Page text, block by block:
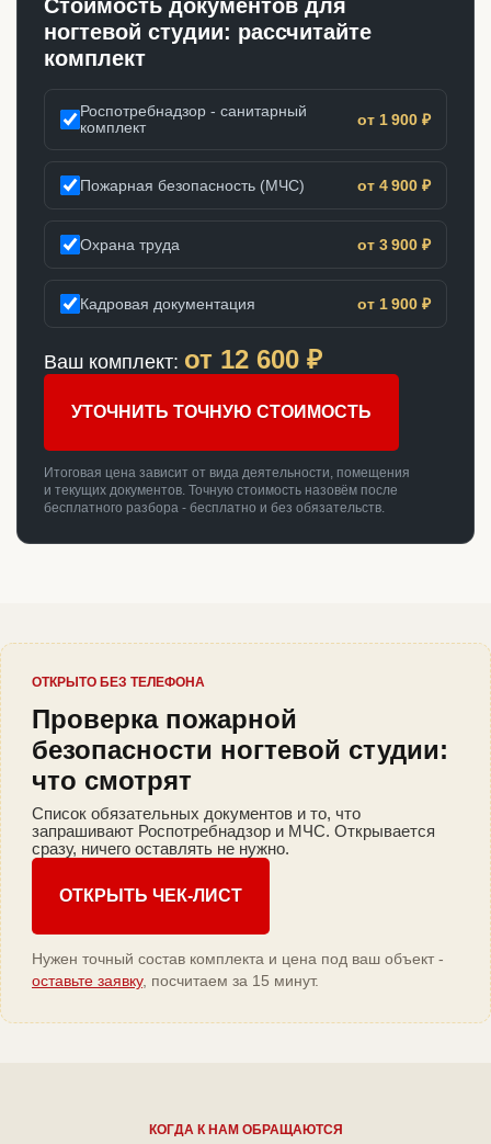
Стоимость документов для
ногтевой студии: рассчитайте
комплект
Роспотребнадзор - санитарный
комплект
от 1 900 ₽
Пожарная безопасность (МЧС) от 4 900 ₽
Охрана труда от 3 900 ₽
Кадровая документация от 1 900 ₽
Ваш комплект: от 12 600 ₽
УТОЧНИТЬ ТОЧНУЮ СТОИМОСТЬ
Итоговая цена зависит от вида деятельности, помещения
и текущих документов. Точную стоимость назовём после
бесплатного разбора - бесплатно и без обязательств.
ОТКРЫТО БЕЗ ТЕЛЕФОНА
Проверка пожарной
безопасности ногтевой студии:
что смотрят
Список обязательных документов и то, что
запрашивают Роспотребнадзор и МЧС. Открывается
сразу, ничего оставлять не нужно.
ОТКРЫТЬ ЧЕК-ЛИСТ
Нужен точный состав комплекта и цена под ваш объект -
оставьте заявку, посчитаем за 15 минут.
КОГДА К НАМ ОБРАЩАЮТСЯ